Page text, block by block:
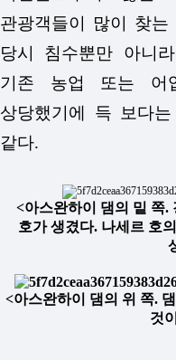
관광객들이 많이 찾
당시 침수뿐만 아니
기존 농업 또는 어
상당했기에 득 보다
같다.
<아스완하이 댐의 밑 쪽.
호가 생겼다. 나세르 호
<아스완하이 댐의 위 쪽.
것